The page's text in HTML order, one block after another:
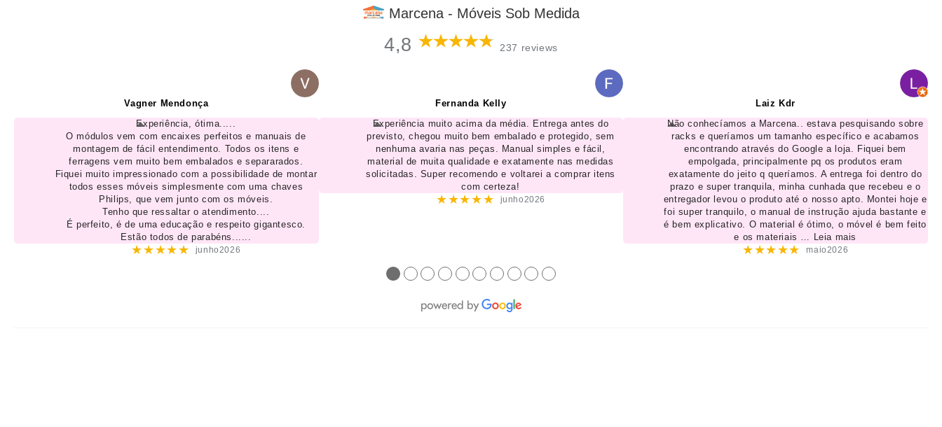
Marcena - Móveis Sob Medida
4,8 237 reviews
Vagner Mendonça
Experiência, ótima.....
O módulos vem com encaixes perfeitos e manuais de
montagem de fácil entendimento. Todos os itens e
ferragens vem muito bem embalados e separarados.
Fiquei muito impressionado com a possibilidade de montar
todos esses móveis simplesmente com uma chaves
Philips, que vem junto com os móveis.
Tenho que ressaltar o atendimento....
É perfeito, é de uma educação e respeito gigantesco.
Estão todos de parabéns......
★★★★★ junho2026
Fernanda Kelly
Experiência muito acima da média. Entrega antes do
previsto, chegou muito bem embalado e protegido, sem
nenhuma avaria nas peças. Manual simples e fácil,
material de muita qualidade e exatamente nas medidas
solicitadas. Super recomendo e voltarei a comprar itens
com certeza!
★★★★★ junho2026
Laiz Kdr
Não conhecíamos a Marcena.. estava pesquisando sobre
racks e queríamos um tamanho específico e acabamos
encontrando através do Google a loja. Fiquei bem
empolgada, principalmente pq os produtos eram
exatamente do jeito q queríamos. A entrega foi dentro do
prazo e super tranquila, minha cunhada que recebeu e o
entregador levou o produto até o nosso apto. Montei hoje e
foi super tranquilo, o manual de instrução ajuda bastante e
é bem explicativo. O material é ótimo, o móvel é bem feito
e os materiais
… Leia mais
★★★★★ maio2026
●●●●●●●●●●